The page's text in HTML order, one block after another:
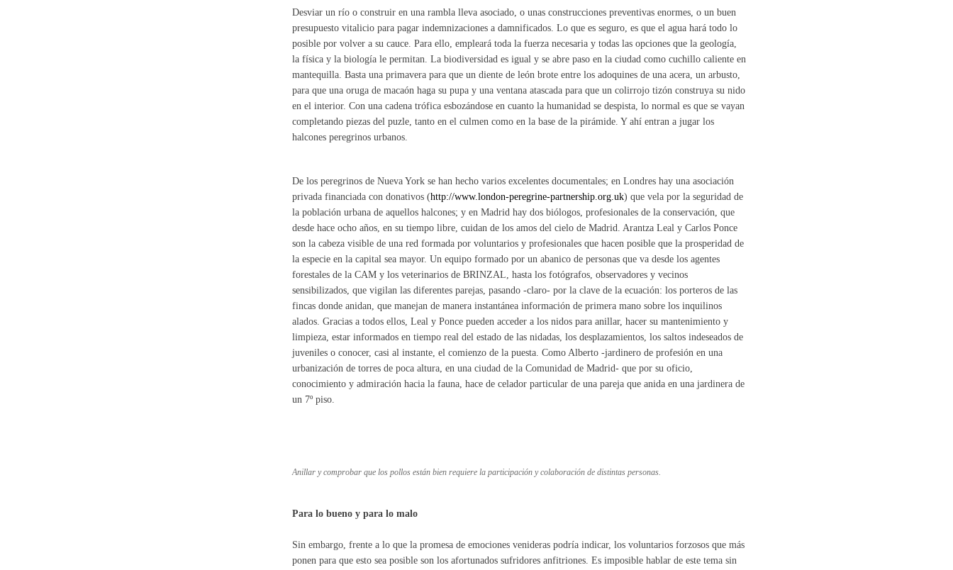
Desviar un río o construir en una rambla lleva asociado, o unas construcciones preventivas enormes, o un buen
presupuesto vitalicio para pagar indemnizaciones a damnificados. Lo que es seguro, es que el agua hará todo lo
posible por volver a su cauce. Para ello, empleará toda la fuerza necesaria y todas las opciones que la geología,
la física y la biología le permitan. La biodiversidad es igual y se abre paso en la ciudad como cuchillo caliente en
mantequilla. Basta una primavera para que un diente de león brote entre los adoquines de una acera, un arbusto,
para que una oruga de macaón haga su pupa y una ventana atascada para que un colirrojo tizón construya su nido
en el interior. Con una cadena trófica esbozándose en cuanto la humanidad se despista, lo normal es que se vayan
completando piezas del puzle, tanto en el culmen como en la base de la pirámide. Y ahí entran a jugar los
halcones peregrinos urbanos.
De los peregrinos de Nueva York se han hecho varios excelentes documentales; en Londres hay una asociación
privada financiada con donativos (http://www.london-peregrine-partnership.org.uk) que vela por la seguridad de
la población urbana de aquellos halcones; y en Madrid hay dos biólogos, profesionales de la conservación, que
desde hace ocho años, en su tiempo libre, cuidan de los amos del cielo de Madrid. Arantza Leal y Carlos Ponce
son la cabeza visible de una red formada por voluntarios y profesionales que hacen posible que la prosperidad de
la especie en la capital sea mayor. Un equipo formado por un abanico de personas que va desde los agentes
forestales de la CAM y los veterinarios de BRINZAL, hasta los fotógrafos, observadores y vecinos
sensibilizados, que vigilan las diferentes parejas, pasando -claro- por la clave de la ecuación: los porteros de las
fincas donde anidan, que manejan de manera instantánea información de primera mano sobre los inquilinos
alados. Gracias a todos ellos, Leal y Ponce pueden acceder a los nidos para anillar, hacer su mantenimiento y
limpieza, estar informados en tiempo real del estado de las nidadas, los desplazamientos, los saltos indeseados de
juveniles o conocer, casi al instante, el comienzo de la puesta. Como Alberto -jardinero de profesión en una
urbanización de torres de poca altura, en una ciudad de la Comunidad de Madrid- que por su oficio,
conocimiento y admiración hacia la fauna, hace de celador particular de una pareja que anida en una jardinera de
un 7º piso.
Anillar y comprobar que los pollos están bien requiere la participación y colaboración de distintas personas.
Para lo bueno y para lo malo
Sin embargo, frente a lo que la promesa de emociones venideras podría indicar, los voluntarios forzosos que más
ponen para que esto sea posible son los afortunados sufridores anfitriones. Es imposible hablar de este tema sin